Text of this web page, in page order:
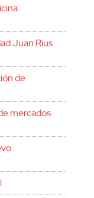
Juan Rius
de
mercados